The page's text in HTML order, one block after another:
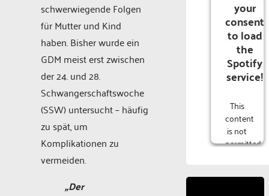
schwerwiegende Folgen
für Mutter und Kind
haben. Bisher wurde ein
GDM meist erst zwischen
der 24. und 28.
Schwangerschaftswoche
(SSW) untersucht – häufig
zu spät, um
Komplikationen zu
vermeiden.
„Der
your
consent
to load
the
Spotify
service!
This
content
is not
permitted
due to